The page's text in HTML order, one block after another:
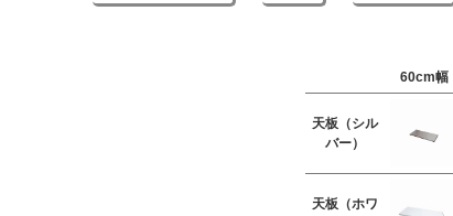
60cm幅
天板（シル
バー）
天板（ホワ